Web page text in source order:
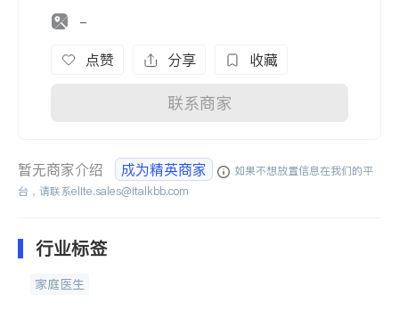
-
点赞 分享 收藏
联系商家
暂无商家介绍 成为精英商家
如果不想放置信息在我们的平
台，请联系elite.sales@italkbb.com
行业标签
家庭医生